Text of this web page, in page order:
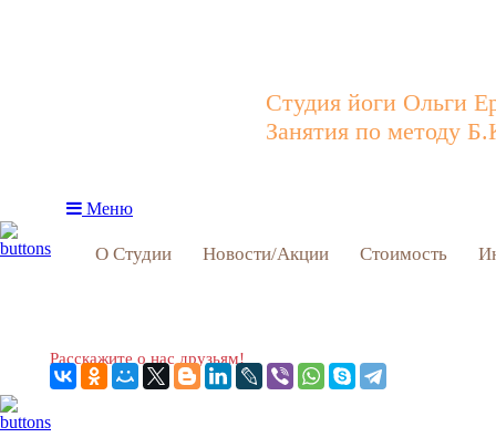
Студия йоги Ольги
Занятия по методу
Меню
О Студии Новости/Акции Стоимость
Расскажите о нас друзьям!